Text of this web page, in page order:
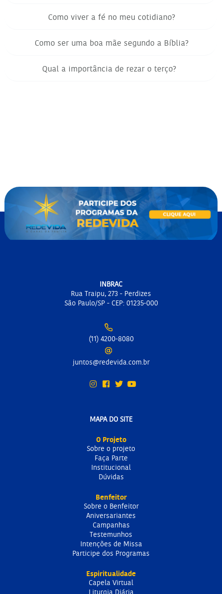
Como viver a fé no meu cotidiano?
Como ser uma boa mãe segundo a Bíblia?
Qual a importância de rezar o terço?
INBRAC
Rua Traipu, 273 - Perdizes
São Paulo/SP - CEP: 01235-000
(11) 4200-8080
juntos@redevida.com.br
MAPA DO SITE
O Projeto
Sobre o projeto
Faça Parte
Institucional
Dúvidas
Benfeitor
Sobre o Benfeitor
Aniversariantes
Campanhas
Testemunhos
Intenções de Missa
Participe dos Programas
Espiritualidade
Capela Virtual
Liturgia Diária